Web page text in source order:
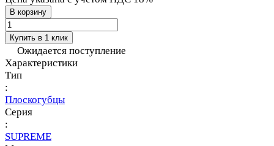
В корзину
Купить в 1 клик
Ожидается поступление
Характеристики
Тип
:
Плоскогубцы
Серия
:
SUPREME